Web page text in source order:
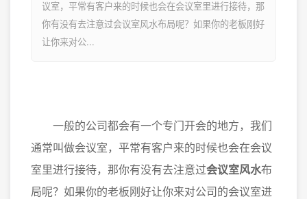
议室，平常有客户来的时候也会在会议室里进行接待，那
你有没有去注意过会议室风水布局呢？如果你的老板刚好
让你来对公...
一般的公司都会有一个专门开会的地方，我们
通常叫做会议室，平常有客户来的时候也会在会议
室里进行接待，那你有没有去注意过会议室风水布
局呢？如果你的老板刚好让你来对公司的会议室进